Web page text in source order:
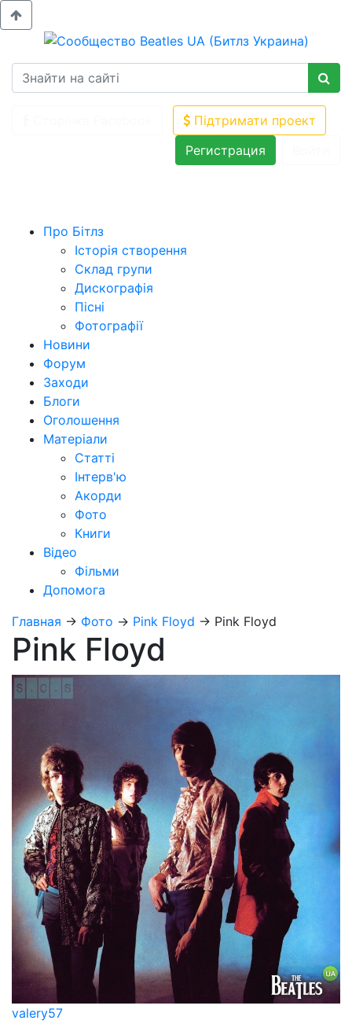
Підтримати проект
Регистрация
Про Бітлз
Історія створення
Склад групи
Дискографія
Пісні
Фотографії
Новини
Форум
Заходи
Блоги
Оголошення
Матеріали
Статті
Інтерв'ю
Акорди
Фото
Книги
Відео
Фільми
Допомога
Главная → Фото → Pink Floyd → Pink Floyd
Pink Floyd
valery57